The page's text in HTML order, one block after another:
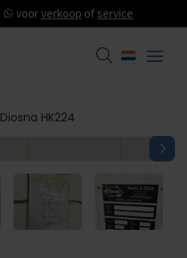
voorverkoop ofservice
Diosna HK224